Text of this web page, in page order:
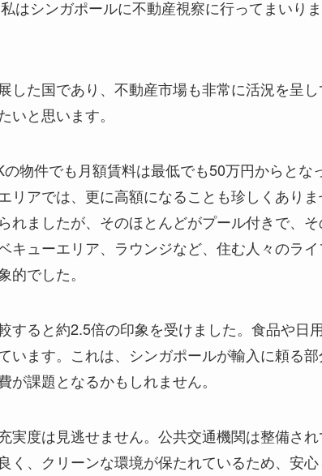
はシンガポールに不動産視察に行ってまいり
した国であり、不動産市場も非常に活況を呈し
と思います。
物件でも月額賃料は最低でも50万円からとな
リアでは、更に高額になることも珍しくあり
れましたが、そのほとんどがプール付きで、
ューエリア、ラウンジなど、住む人々のライ
でした。
すると約2.5倍の印象を受けました。食品や日用
います。これは、シンガポールが輸入に頼る部
課題となるかもしれません。
実度は見逃せません。公共交通機関は整備され
、クリーンな環境が保たれているため、安心